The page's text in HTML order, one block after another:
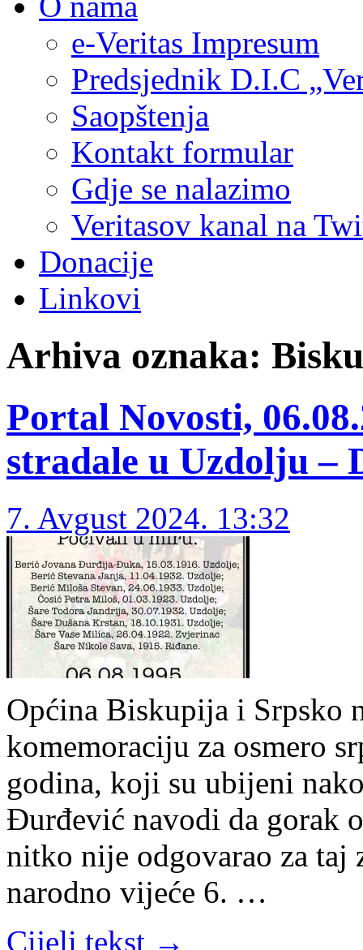
e-Veritas Impresum
Predsjednik D.I.C
Saopštenja
Kontakt formular
Gdje se nalazimo
Veritasov kanal na
Donacije
Linkovi
Arhiva oznaka:
Portal Novosti,
stradale u Uzdolju –
7. Avgust 2024. 13:32
Općina Biskupija i Srpsko
komemoraciju za osmero
godina, koji su ubijeni
Đurđević navodi da gorak
nitko nije odgovarao za
narodno vijeće 6. …
Cijeli tekst →